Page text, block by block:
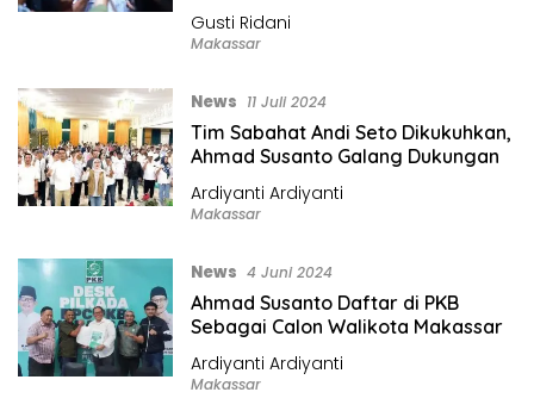
Gusti Ridani
Makassar
News 11 Juli 2024
Tim Sabahat Andi Seto Dikukuhkan,
Ahmad Susanto Galang Dukungan
Ardiyanti Ardiyanti
Makassar
News 4 Juni 2024
Ahmad Susanto Daftar di PKB
Sebagai Calon Walikota Makassar
Ardiyanti Ardiyanti
Makassar